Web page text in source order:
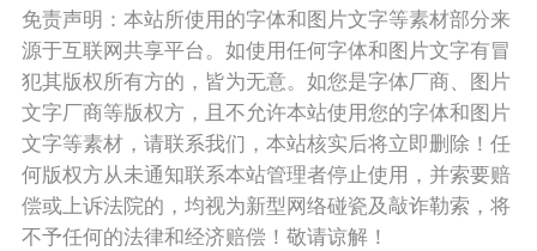
免责声明：本站所使用的字体和图片文字等素材部分来
源于互联网共享平台。如使用任何字体和图片文字有冒
犯其版权所有方的，皆为无意。如您是字体厂商、图片
文字厂商等版权方，且不允许本站使用您的字体和图片
文字等素材，请联系我们，本站核实后将立即删除！任
何版权方从未通知联系本站管理者停止使用，并索要赔
偿或上诉法院的，均视为新型网络碰瓷及敲诈勒索，将
不予任何的法律和经济赔偿！敬请谅解！